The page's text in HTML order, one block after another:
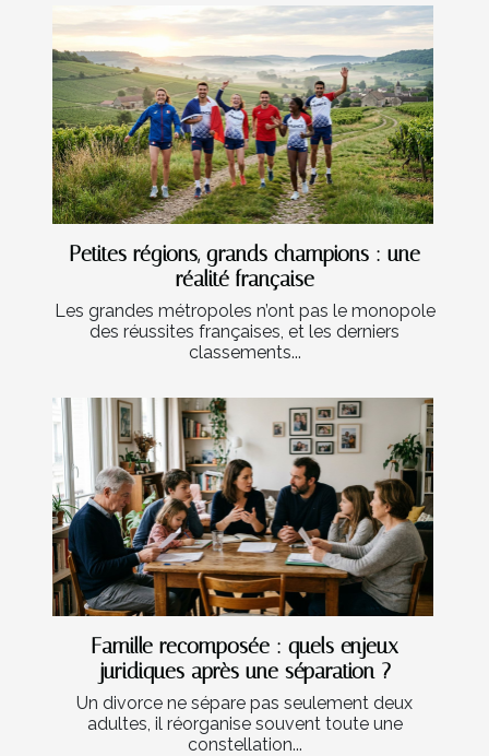
Petites régions, grands champions : une
réalité française
Les grandes métropoles n’ont pas le monopole
des réussites françaises, et les derniers
classements...
Famille recomposée : quels enjeux
juridiques après une séparation ?
Un divorce ne sépare pas seulement deux
adultes, il réorganise souvent toute une
constellation...